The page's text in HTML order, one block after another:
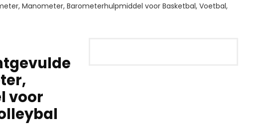
Manometer, Barometerhulpmiddel voor Basketbal, Voetbal,
voor